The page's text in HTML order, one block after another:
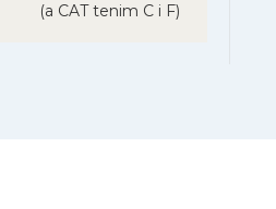
(a CAT tenim C i F)